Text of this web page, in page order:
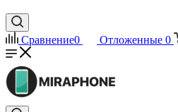
Сравнение0 Отложенные 0